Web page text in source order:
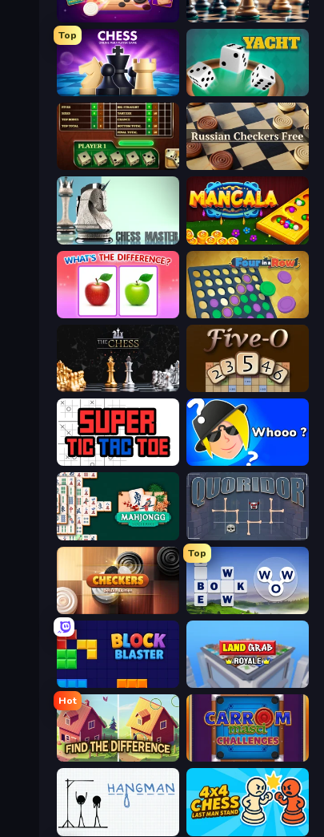
Chess Free
Top
Chess Online Multiplayer Yacht
Yahtzee Online Russian Checkers Free
Chess Master Mancala Online
What's The Difference? Four in a Row
The Chess Five-O
Super Tic Tac Toe Whooo?
Mahjongg Solitaire Quoridor Online
Top
Words of Wonders
Block Blaster Landgrab Royale
Hot
Find The Difference
Hangman 4x4 Chess: Last Man Stand